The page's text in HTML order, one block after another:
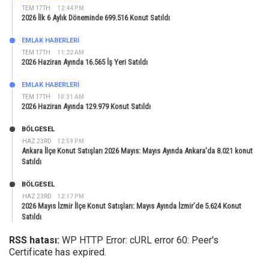
TEM 17TH 12:44 PM
2026 İlk 6 Aylık Döneminde 699.516 Konut Satıldı
TEM 17TH 11:22 AM
EMLAK HABERLERI
2026 Haziran Ayında 16.565 İş Yeri Satıldı
TEM 17TH 10:31 AM
EMLAK HABERLERI
2026 Haziran Ayında 129.979 Konut Satıldı
HAZ 23RD 12:59 PM
BÖLGESEL
Ankara İlçe Konut Satışları 2026 Mayıs: Mayıs Ayında Ankara’da 8.021 konut
Satıldı
HAZ 23RD 12:17 PM
BÖLGESEL
2026 Mayıs İzmir İlçe Konut Satışları: Mayıs Ayında İzmir’de 5.624 Konut
Satıldı
RSS hatası: WP HTTP Error: cURL error 60: Peer's
Certificate has expired.